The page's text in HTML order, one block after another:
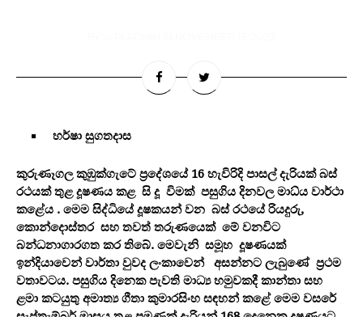
හර්ෂා සුගතදාස
කුරුණෑගල කුඹුක්ගැටේ ප්‍රදේශයේ 16 හැවිරිදි පාසල් දැරියක් බස්
රථයක් තුළ දූෂණය කළ සි දූ විමක් පසුගිය දිනවල මාධ්ය වාර්ථා
කළේය . මෙම සිද්ධියේ දූෂකයන් වන බස් රථයේ රියදුරු,
කොන්දොස්තර සහ තවත් තරුණයෙක් මේ වනවිට
බන්ධනාගාරගත කර තිබේ. මෙවැනි සමූහ දූෂණයක්
ඉන්දියාවෙන් වාර්තා වුවද ලංකාවෙන් අසන්නට ලැබුණේ ප්‍රථම
වතාවටය. පසුගිය දිනෙක පැවති මාධ්‍ය හමුවකදී කාන්තා සහ
ළමා කටයුතු අමාත්‍ය ගීතා කුමාරසිංහ සඳහන් කළේ මෙම වසරේ